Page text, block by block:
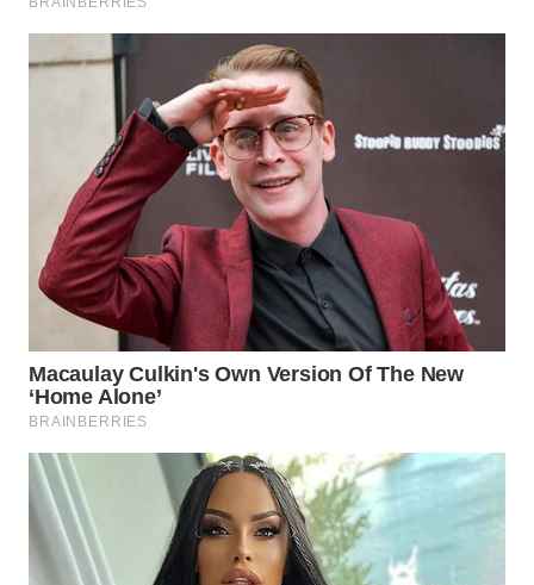
LISTRIK
WAHANA
WAHANA
TV
WAHANANEWS
ID
WAHANANEWS
CO ID
WAHANANEWS
NET
WAHANA
SPORT